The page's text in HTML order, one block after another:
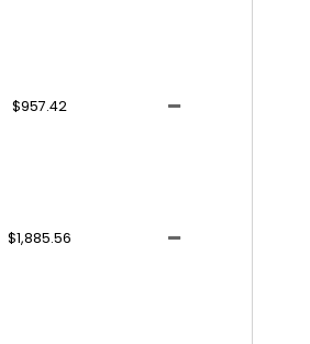
$957.42
$1,885.56